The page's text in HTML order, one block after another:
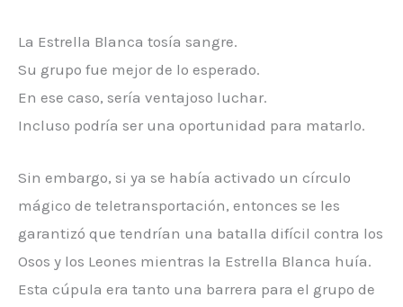
La Estrella Blanca tosía sangre.
Su grupo fue mejor de lo esperado.
En ese caso, sería ventajoso luchar.
Incluso podría ser una oportunidad para matarlo.
Sin embargo, si ya se había activado un círculo
mágico de teletransportación, entonces se les
garantizó que tendrían una batalla difícil contra los
Osos y los Leones mientras la Estrella Blanca huía.
Esta cúpula era tanto una barrera para el grupo de